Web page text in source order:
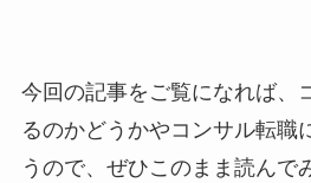
今回の記事をご覧になれば、
るのかどうかやコンサル転職
うので、ぜひこのまま読んで